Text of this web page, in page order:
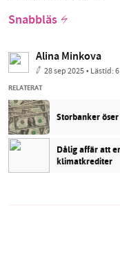
Snabbläs
Alina Minkova
28 sep 2025• Lästid:
RELATERAT
Storbanker
Dålig affär att
klimatkrediter